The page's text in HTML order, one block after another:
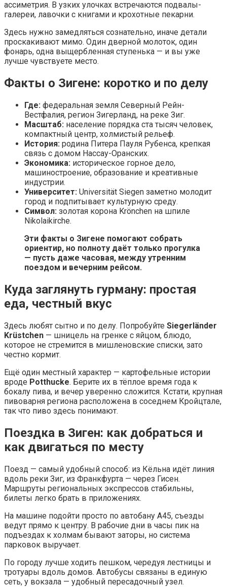
ассиметрия. В узких улочках встречаются подвалы-
галереи, лавочки с книгами и крохотные пекарни.
Здесь нужно замедляться сознательно, иначе детали
проскакивают мимо. Один дверной молоток, один
фонарь, одна выщербленная ступенька — и вы уже
лучше чувствуете место.
Факты о Зигене: коротко и по делу
Где: федеральная земля Северный Рейн-
Вестфалия, регион Зигерланд, на реке Зиг.
Масштаб: население порядка ста тысяч человек,
компактный центр, холмистый рельеф.
История: родина Питера Пауля Рубенса, крепкая
связь с домом Нассау-Оранских.
Экономика: историческое горное дело,
машиностроение, образование и креативные
индустрии.
Университет: Universität Siegen заметно молодит
город и подпитывает культурную среду.
Символ: золотая корона Krönchen на шпиле
Nikolaikirche.
Эти факты о Зигене помогают собрать
ориентир, но полноту даёт только прогулка
— пусть даже часовая, между утренним
поездом и вечерним рейсом.
Куда заглянуть гурману: простая
еда, честный вкус
Здесь любят сытно и по делу. Попробуйте Siegerländer
Krüstchen — шницель на гренке с яйцом, блюдо,
которое не стремится в мишленовские списки, зато
честно кормит.
Ещё один местный характер — картофельные истории
вроде Potthucke. Берите их в тёплое время года к
бокалу пива, и вечер уверенно сложится. Кстати, крупная
пивоварня региона расположена в соседнем Кройцтале,
так что пиво здесь понимают.
Поездка в Зиген: как добраться и
как двигаться по месту
Поезд — самый удобный способ: из Кёльна идёт линия
вдоль реки Зиг, из Франкфурта — через Гисен.
Маршруты региональных экспрессов стабильны,
билеты легко брать в приложениях.
На машине подойти просто по автобану A45, съезды
ведут прямо к центру. В рабочие дни в часы пик на
подъездах к холмам бывают заторы, но система
парковок выручает.
По городу лучше ходить пешком, чередуя лестницы и
тротуары вдоль домов. Автобусы связаны в единую
сеть, у вокзала — удобный пересадочный узел.